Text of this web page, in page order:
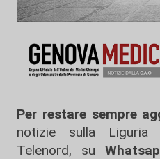
Per restare sempre
notizie sulla Liguria
Telenord, su